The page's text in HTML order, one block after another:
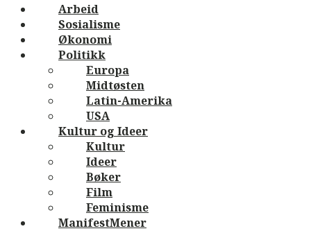
Arbeid
Sosialisme
Økonomi
Politikk
Europa
Midtøsten
Latin-Amerika
USA
Kultur og Ideer
Kultur
Ideer
Bøker
Film
Feminisme
ManifestMener